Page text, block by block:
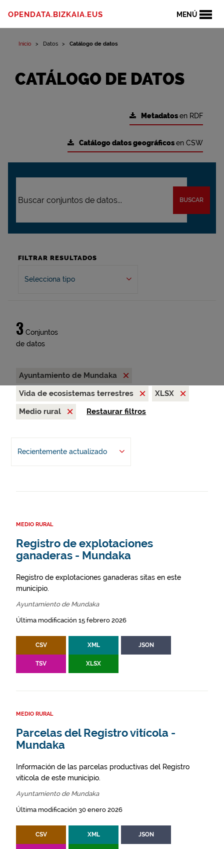
MENÚ
OPENDATA.BIZKAIA.EUS
Inicio Datos Catálogo de datos
CATÁLOGO DE DATOS
Metadatosen RDF
Catálogo datos geográficosen CSW
BUSCAR
FILTRAR RESULTADOS
Selecciona tipo
3 Conjuntos
de datos
Ayuntamiento de Mundaka
Vida de ecosistemas terrestres
XLSX
Medio rural
Restaurar filtros
Recientemente actualizado
MEDIO RURAL
Registro de explotaciones
ganaderas - Mundaka
Registro de explotaciones ganaderas sitas en este
municipio.
Ayuntamiento de Mundaka
Última modificación 15 febrero 2026
CSV XML JSON
TSV XLSX
MEDIO RURAL
Parcelas del Registro vitícola -
Mundaka
Información de las parcelas productivas del Registro
vitícola de este municipio.
Ayuntamiento de Mundaka
Última modificación 30 enero 2026
CSV XML JSON